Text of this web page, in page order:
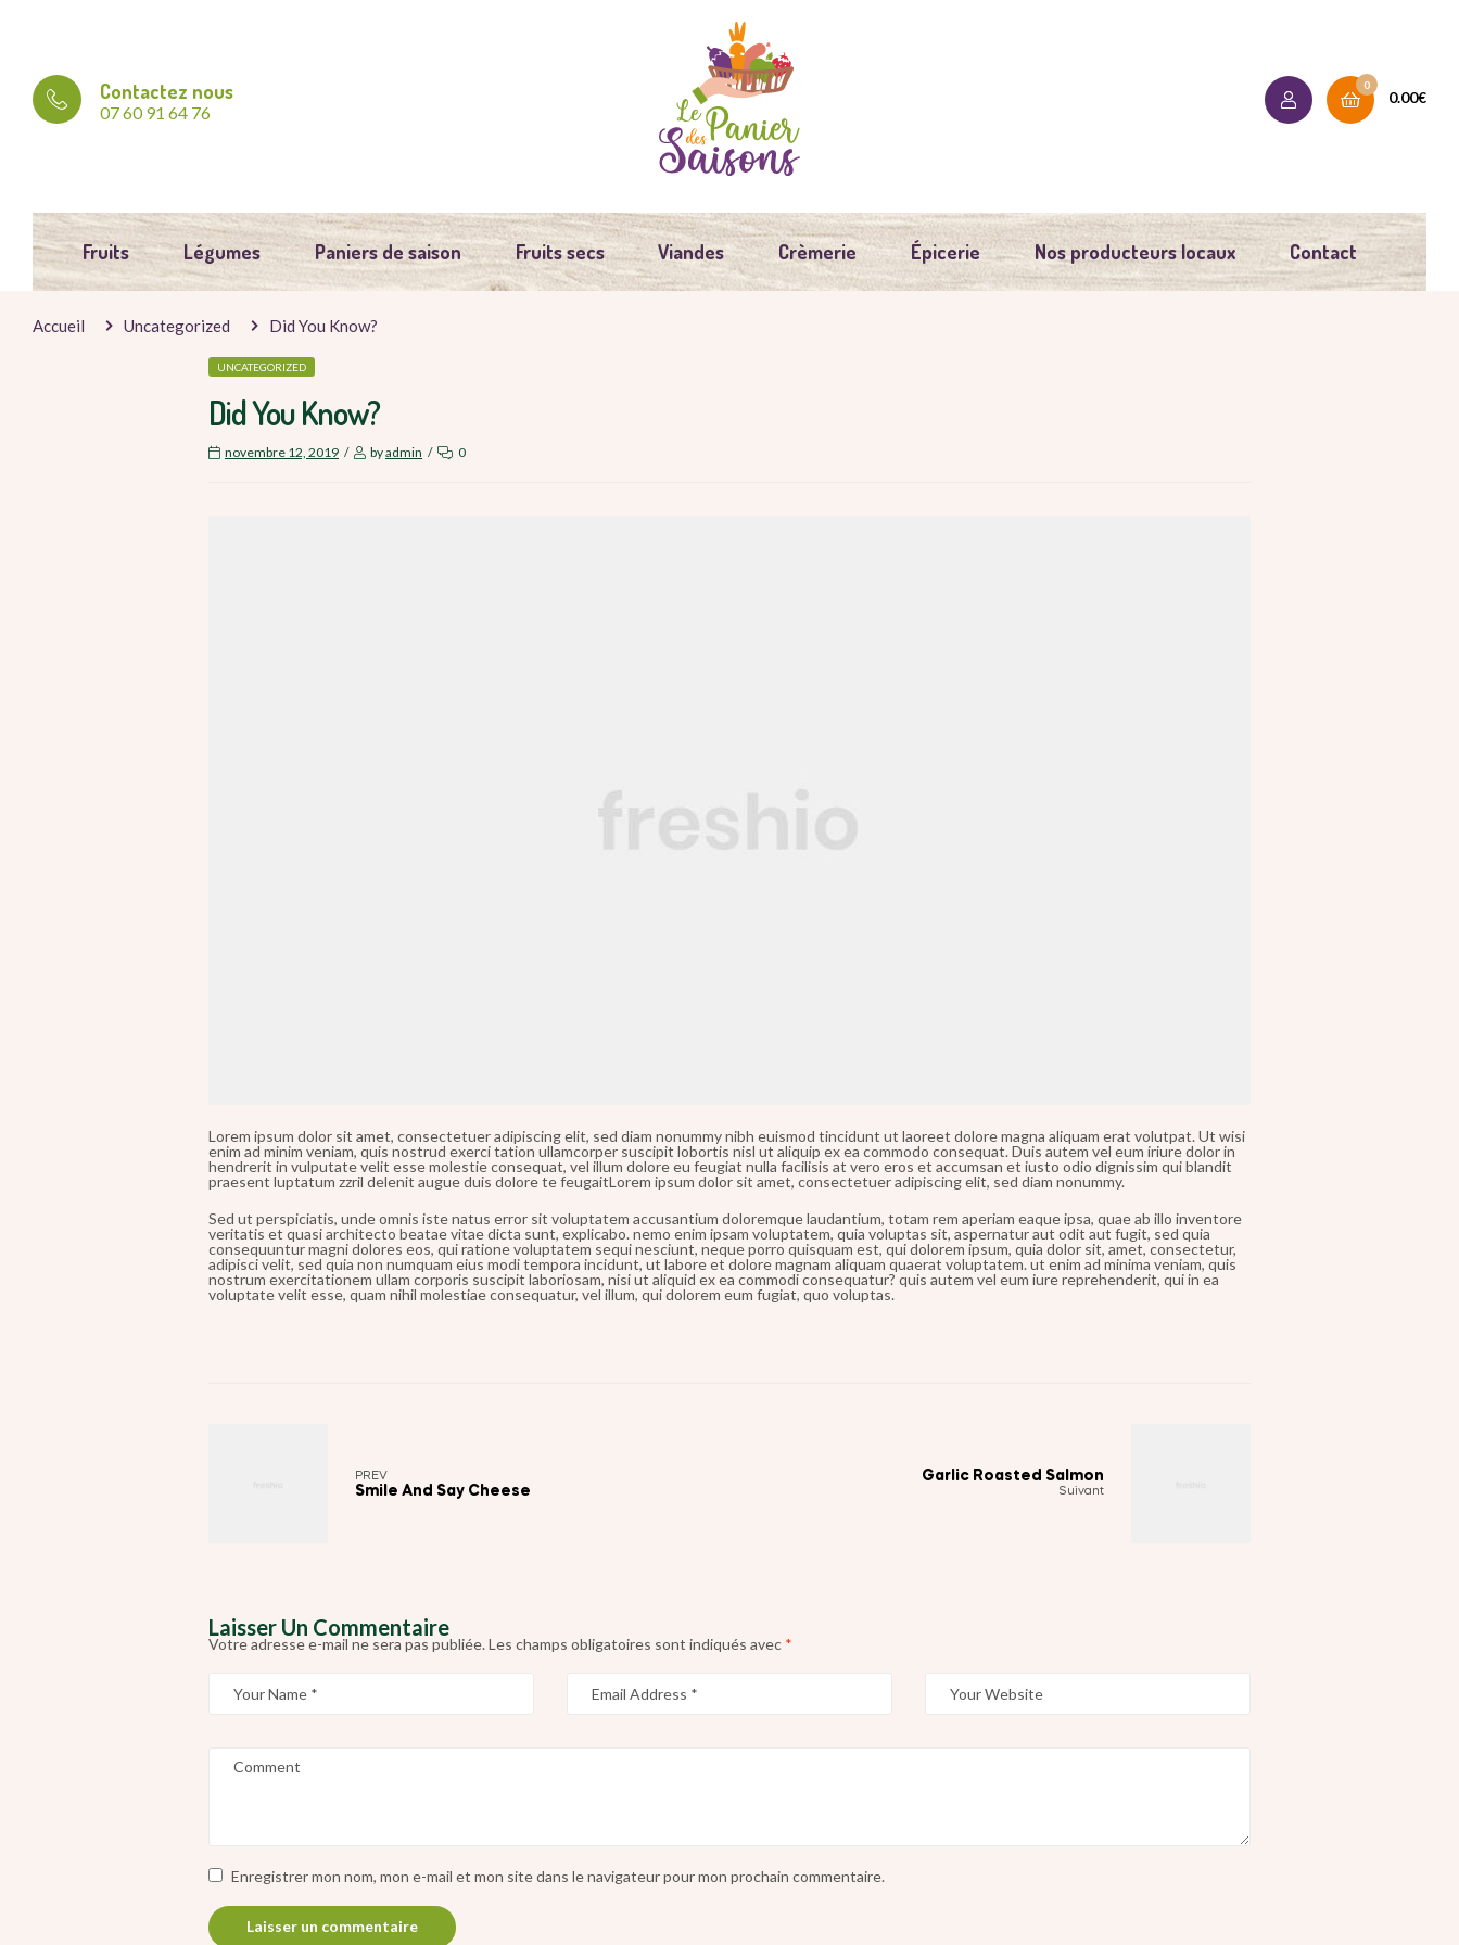
Contactez nous
07 60 91 64 76
0
0.00€
Fruits Légumes Paniers de saison Fruits secs Viandes Crèmerie Épicerie Nos producteurs locaux Contact
Accueil Uncategorized Did You Know?
UNCATEGORIZED
Did You Know?
novembre 12, 2019 byadmin 0
Lorem ipsum dolor sit amet, consectetuer adipiscing elit, sed diam nonummy nibh euismod tincidunt ut laoreet dolore magna aliquam erat volutpat. Ut wisi
enim ad minim veniam, quis nostrud exerci tation ullamcorper suscipit lobortis nisl ut aliquip ex ea commodo consequat. Duis autem vel eum iriure dolor in
hendrerit in vulputate velit esse molestie consequat, vel illum dolore eu feugiat nulla facilisis at vero eros et accumsan et iusto odio dignissim qui blandit
praesent luptatum zzril delenit augue duis dolore te feugaitLorem ipsum dolor sit amet, consectetuer adipiscing elit, sed diam nonummy.
Sed ut perspiciatis, unde omnis iste natus error sit voluptatem accusantium doloremque laudantium, totam rem aperiam eaque ipsa, quae ab illo inventore
veritatis et quasi architecto beatae vitae dicta sunt, explicabo. nemo enim ipsam voluptatem, quia voluptas sit, aspernatur aut odit aut fugit, sed quia
consequuntur magni dolores eos, qui ratione voluptatem sequi nesciunt, neque porro quisquam est, qui dolorem ipsum, quia dolor sit, amet, consectetur,
adipisci velit, sed quia non numquam eius modi tempora incidunt, ut labore et dolore magnam aliquam quaerat voluptatem. ut enim ad minima veniam, quis
nostrum exercitationem ullam corporis suscipit laboriosam, nisi ut aliquid ex ea commodi consequatur? quis autem vel eum iure reprehenderit, qui in ea
voluptate velit esse, quam nihil molestiae consequatur, vel illum, qui dolorem eum fugiat, quo voluptas.
PREV
Smile And Say Cheese Suivant
Garlic Roasted Salmon
Laisser Un Commentaire
Votre adresse e-mail ne sera pas publiée.Les champs obligatoires sont indiqués avec *
Enregistrer mon nom, mon e-mail et mon site dans le navigateur pour mon prochain commentaire.